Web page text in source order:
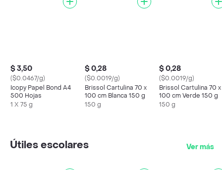
$ 3,50
($0.0467/g)
Icopy Papel Bond A4
500 Hojas
1 X 75 g
$ 0,28
($0.0019/g)
Brissol Cartulina 70 x
100 cm Blanca 150 g
150 g
$ 0,28
($0.0019/g)
Brissol Cartulina 70 x
100 cm Verde 150 g
150 g
Útiles escolares Ver más